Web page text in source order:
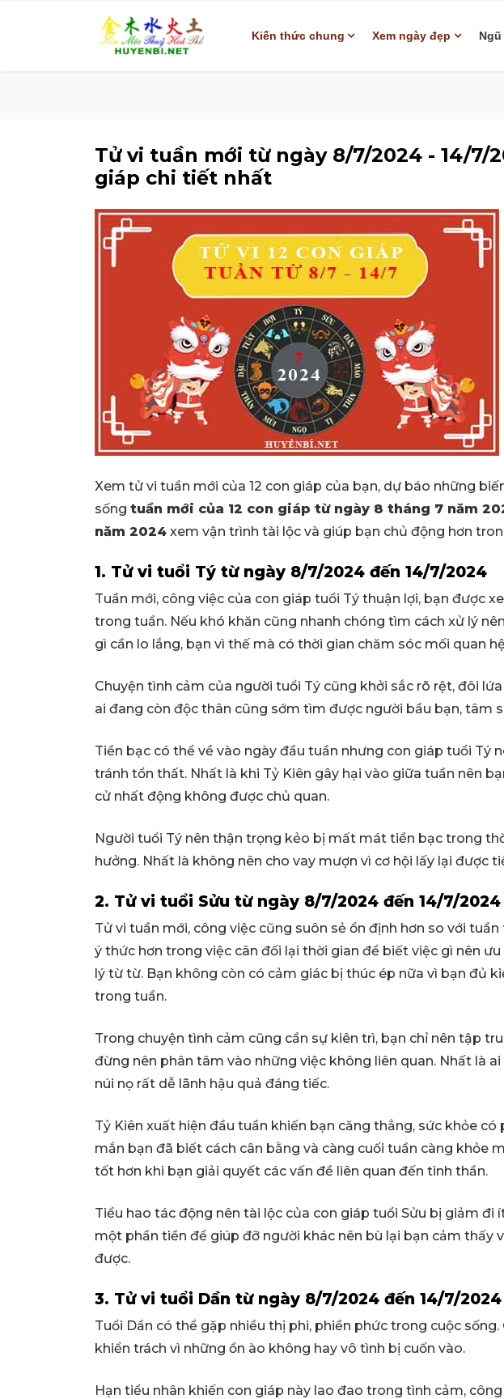
Kiến thức chung Xem ngày đẹp
Tử vi tuần mới từ ngày 8/7/2024 - 14/7/
giáp chi tiết nhất
Xem tử vi tuần mới của 12 con giáp của bạn, dự báo những
sống tuần mới của 12 con giáp từ ngày 8 tháng 7 năm
năm 2024 xem vận trình tài lộc và giúp bạn chủ động hơn
1. Tử vi tuổi Tý từ ngày 8/7/2024 đến 14/7/2024
Tuần mới, công việc của con giáp tuổi Tý thuận lợi, bạn được
trong tuần. Nếu khó khăn cũng nhanh chóng tìm cách xử lý
gì cần lo lắng, bạn vì thế mà có thời gian chăm sóc mối quan
Chuyện tình cảm của người tuổi Tý cũng khởi sắc rõ rệt, đôi
ai đang còn độc thân cũng sớm tìm được người bầu bạn, tâm
Tiền bạc có thể về vào ngày đầu tuần nhưng con giáp tuổi Tý
tránh tổn thất. Nhất là khi Tỷ Kiên gây hại vào giữa tuần nên
cử nhất động không được chủ quan.
Người tuổi Tý nên thận trọng kẻo bị mất mát tiền bạc trong
hưởng. Nhất là không nên cho vay mượn vì cơ hội lấy lại được
2. Tử vi tuổi Sửu từ ngày 8/7/2024 đến 14/7/2024
Tử vi tuần mới, công việc cũng suôn sẻ ổn định hơn so với
ý thức hơn trong việc cân đối lại thời gian để biết việc gì nên
lý từ từ. Bạn không còn có cảm giác bị thúc ép nữa vì bạn đủ
trong tuần.
Trong chuyện tình cảm cũng cần sự kiên trì, bạn chỉ nên tập
đừng nên phân tâm vào những việc không liên quan. Nhất là
núi nọ rất dễ lãnh hậu quả đáng tiếc.
Tỷ Kiên xuất hiện đầu tuần khiến bạn căng thẳng, sức khỏe
mắn bạn đã biết cách cân bằng và càng cuối tuần càng khỏe
tốt hơn khi bạn giải quyết các vấn đề liên quan đến tinh thần.
Tiểu hao tác động nên tài lộc của con giáp tuổi Sửu bị giảm đi
một phần tiền để giúp đỡ người khác nên bù lại bạn cảm thấy
được.
3. Tử vi tuổi Dần từ ngày 8/7/2024 đến 14/7/2024
Tuổi Dần có thể gặp nhiều thị phi, phiền phức trong cuộc
khiển trách vì những ồn ào không hay vô tình bị cuốn vào.
Hạn tiểu nhân khiến con giáp này lao đao trong tình cảm,